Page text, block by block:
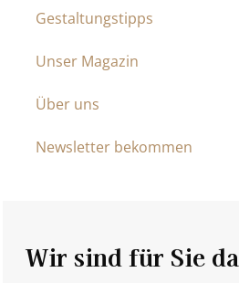
Gestaltungstipps
Unser Magazin
Über uns
Newsletter bekommen
Wir sind für Sie da